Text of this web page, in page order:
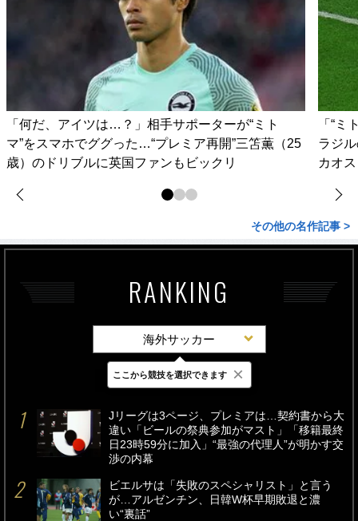
「何だ、アイツは…？」相手サポーターが“ミト
マ”をスマホでググった…“プレミア再開”三笘薫（25
歳）のドリブルに英国ファンもビックリ
「“
ラジ
カオ
その他の名作記事 >
RANKING
海外サッカー
最新 24時間 週間
Jリーグは3ページ、プレミアは…契約書から大
違い「ビールの祭典参加がマスト」「移籍最終
日23時59分に加入」“最強の代理人”が明かす交
渉の内幕
ビエルサは「失敗のスペシャリスト」と言う
が…アルゼンチン、日韓W杯早期敗退と濃
い“裏話”
ここから競技を選択できます ×